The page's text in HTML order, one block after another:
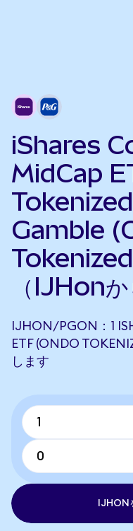
iShares
MidCap
Gamble
（IJHon
IJHON/PGON：1
ETF (ONDO
します
IJHON